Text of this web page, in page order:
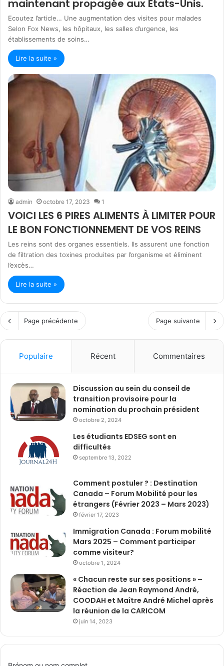
maintenant propagée aux États-Unis.
Ecoutez l’article… Une augmentation des visites pour malades
Selon Fox News, les hôpitaux, les salles d’urgence, les
établissements de soins…
Lire la suite »
admin octobre 17, 2023 1
VOICI LES 6 PIRES ALIMENTS À LIMITER POUR
LE BON FONCTIONNEMENT DE VOS REINS
Les reins sont des organes essentiels. Ils assurent une fonction
de filtration des toxines produites par l’organisme et éliminent
l’excès…
Lire la suite »
Page précédente Page suivante
Populaire Récent Commentaires
Discussion au sein du conseil de
transition provisoire pour la
nomination du prochain président
octobre 2, 2024
Les étudiants EDSEG sont en
difficultés
septembre 13, 2022
Comment postuler ? : Destination
Canada – Forum Mobilité pour les
étrangers (Février 2023 – Mars 2023)
février 17, 2023
Immigration Canada : Forum mobilité
Mars 2025 – Comment participer
comme visiteur?
octobre 1, 2024
« Chacun reste sur ses positions » –
Réaction de Jean Raymond André,
COODAH et Maître André Michel après
la réunion de la CARICOM
juin 14, 2023